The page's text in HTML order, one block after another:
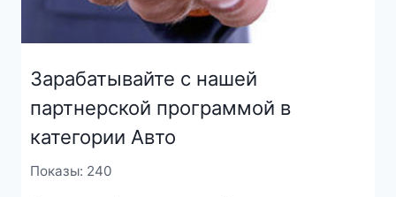
Зарабатывайте с нашей
партнерской программой в
категории Авто
Показы: 240